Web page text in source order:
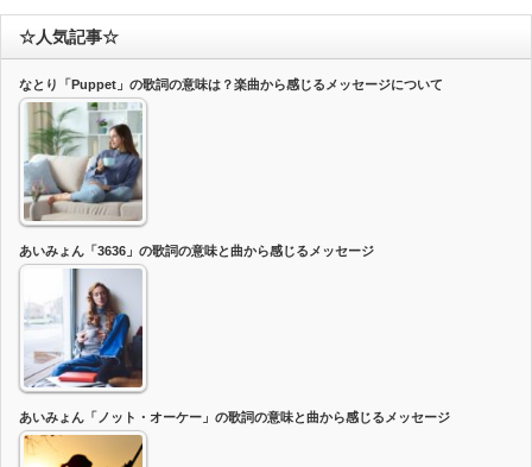
☆人気記事☆
なとり「Puppet」の歌詞の意味は？楽曲から感じるメッセージについて
あいみょん「3636」の歌詞の意味と曲から感じるメッセージ
あいみょん「ノット・オーケー」の歌詞の意味と曲から感じるメッセージ